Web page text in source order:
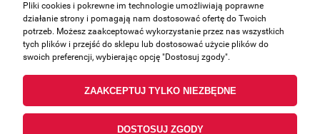
Zakupy
Pomoc
Pliki cookies i pokrewne im technologie umożliwiają poprawne
działanie strony i pomagają nam dostosować ofertę do Twoich
potrzeb. Możesz zaakceptować wykorzystanie przez nas wszystkich
tych plików i przejść do sklepu lub dostosować użycie plików do
swoich preferencji, wybierając opcję "Dostosuj zgody".
ZAAKCEPTUJ TYLKO NIEZBĘDNE
DOSTOSUJ ZGODY